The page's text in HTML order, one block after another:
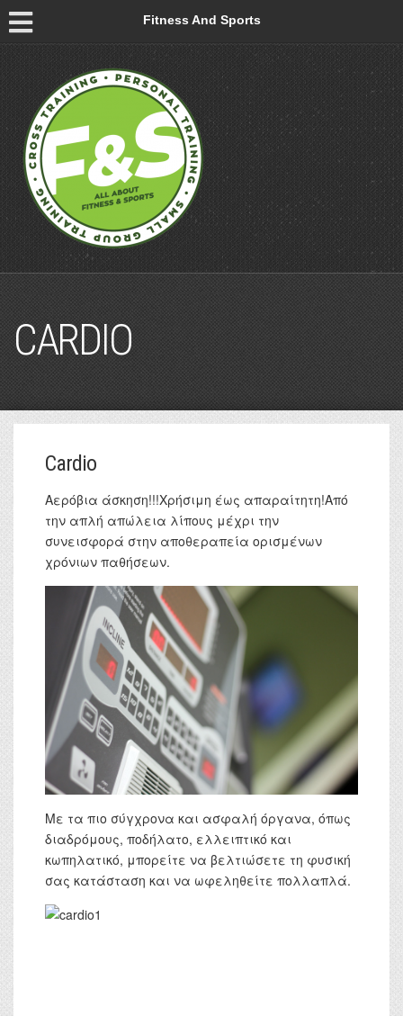
Fitness And Sports
CARDIO
Cardio
Αερόβια άσκηση!!!Χρήσιμη έως απαραίτητη!Από
την απλή απώλεια λίπους μέχρι την
συνεισφορά στην αποθεραπεία ορισμένων
χρόνιων παθήσεων.
Με τα πιο σύγχρονα και ασφαλή όργανα, όπως
διαδρόμους, ποδήλατο, ελλειπτικό και
κωπηλατικό, μπορείτε να βελτιώσετε τη φυσική
σας κατάσταση και να ωφεληθείτε πολλαπλά.